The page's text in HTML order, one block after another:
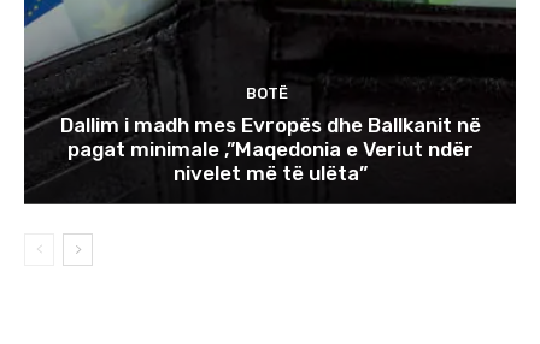
BOTË
Dallim i madh mes Evropës dhe Ballkanit në
pagat minimale ,”Maqedonia e Veriut ndër
nivelet më të ulëta”